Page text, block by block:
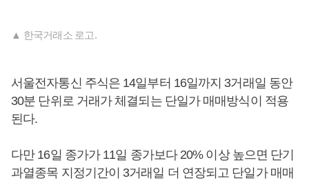
▲ 한국거래소 로고.
서울전자통신 주식은 14일부터 16일까지 3거래일 동안
30분 단위로 거래가 체결되는 단일가 매매방식이 적용
된다.
다만 16일 종가가 11일 종가보다 20% 이상 높으면 단기
과열종목 지정기간이 3거래일 더 연장되고 단일가 매매